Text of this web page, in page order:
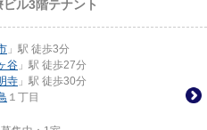
ル3階テナント
」駅 徒歩3分
谷 」駅 徒歩27分
寺 」駅 徒歩30分
１丁目